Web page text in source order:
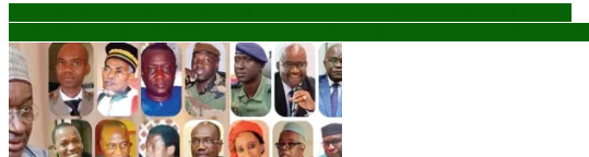
Navigation
de
l’article